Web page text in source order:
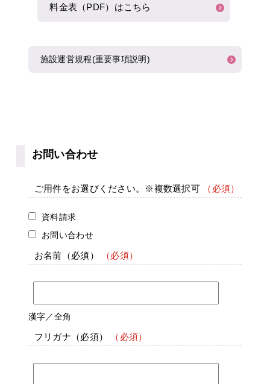
料金表（PDF）はこちら
施設運営規程(重要事項説明)
お問い合わせ
ご用件をお選びください。※複数選択可
資料請求
お問い合わせ
お名前 （必須）
漢字／全角
フリガナ （必須）